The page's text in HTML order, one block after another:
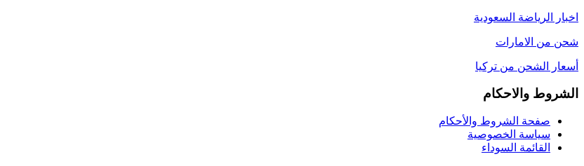
اخبار الرياضة السعودية
شحن من الامارات
أسعار الشحن من تركيا
الشروط والاحكام
صفحة الشروط والأحكام
سياسة الخصوصية
القائمة السوداء